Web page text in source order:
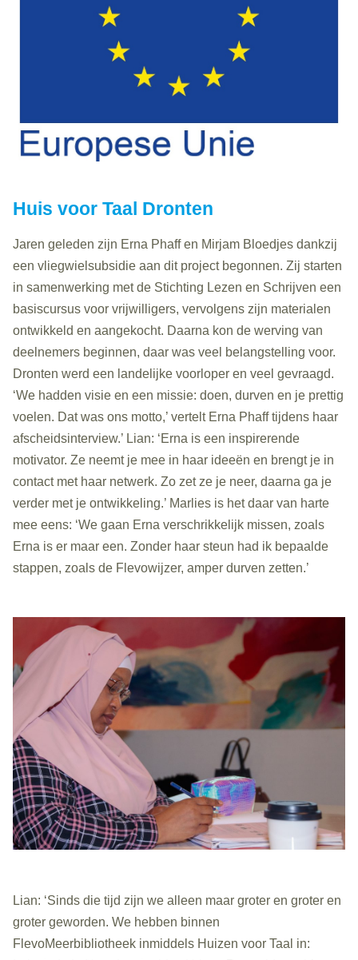
Huis voor Taal Dronten
Jaren geleden zijn Erna Phaff en Mirjam Bloedjes dankzij
een vliegwielsubsidie aan dit project begonnen. Zij starten
in samenwerking met de Stichting Lezen en Schrijven een
basiscursus voor vrijwilligers, vervolgens zijn materialen
ontwikkeld en aangekocht. Daarna kon de werving van
deelnemers beginnen, daar was veel belangstelling voor.
Dronten werd een landelijke voorloper en veel gevraagd.
‘We hadden visie en een missie: doen, durven en je prettig
voelen. Dat was ons motto,’ vertelt Erna Phaff tijdens haar
afscheidsinterview.’ Lian: ‘Erna is een inspirerende
motivator. Ze neemt je mee in haar ideeën en brengt je in
contact met haar netwerk. Zo zet ze je neer, daarna ga je
verder met je ontwikkeling.’ Marlies is het daar van harte
mee eens: ‘We gaan Erna verschrikkelijk missen, zoals
Erna is er maar een. Zonder haar steun had ik bepaalde
stappen, zoals de Flevowijzer, amper durven zetten.’
Lian: ‘Sinds die tijd zijn we alleen maar groter en groter en
groter geworden. We hebben binnen
FlevoMeerbibliotheek inmiddels Huizen voor Taal in: